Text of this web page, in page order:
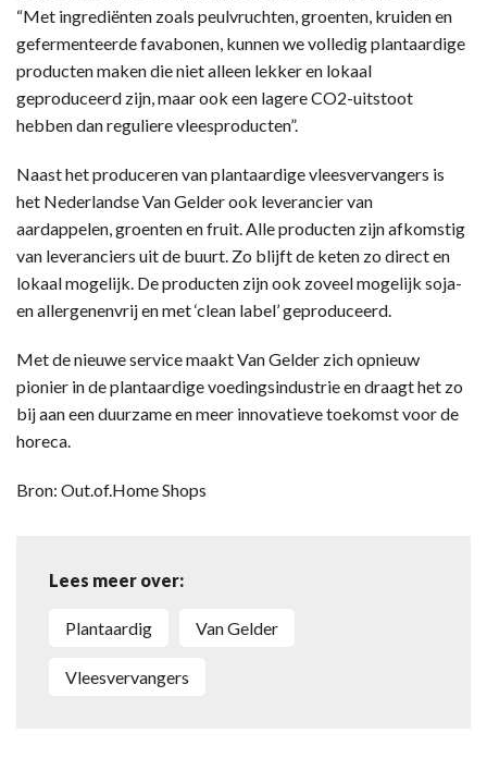
“Met ingrediënten zoals peulvruchten, groenten, kruiden en
gefermenteerde favabonen, kunnen we volledig plantaardige
producten maken die niet alleen lekker en lokaal
geproduceerd zijn, maar ook een lagere CO2-uitstoot
hebben dan reguliere vleesproducten”.
Naast het produceren van plantaardige vleesvervangers is
het Nederlandse Van Gelder ook leverancier van
aardappelen, groenten en fruit. Alle producten zijn afkomstig
van leveranciers uit de buurt. Zo blijft de keten zo direct en
lokaal mogelijk. De producten zijn ook zoveel mogelijk soja-
en allergenenvrij en met ‘clean label’ geproduceerd.
Met de nieuwe service maakt Van Gelder zich opnieuw
pionier in de plantaardige voedingsindustrie en draagt het zo
bij aan een duurzame en meer innovatieve toekomst voor de
horeca.
Bron: Out.of.Home Shops
Lees meer over:
plantaardig Van Gelder
vleesvervangers